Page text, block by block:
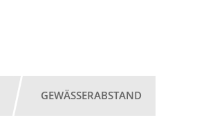
GEWÄSSERABSTAND